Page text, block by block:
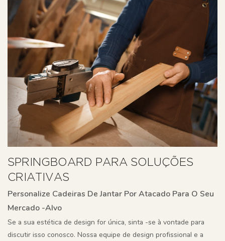
SPRINGBOARD PARA SOLUÇÕES
CRIATIVAS
Personalize Cadeiras De Jantar Por Atacado Para O Seu
Mercado -alvo
Se a sua estética de design for única, sinta -se à vontade para
discutir isso conosco. Nossa equipe de design profissional e a